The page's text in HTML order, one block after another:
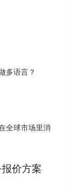
多语言？
全球市场里消
价方案